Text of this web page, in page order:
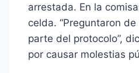
arrestada. En la
celda. “Preguntaron
parte del protocolo”,
por causar molestias